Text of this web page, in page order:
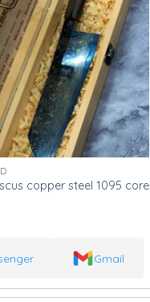
copper steel 1095 core
Gmail